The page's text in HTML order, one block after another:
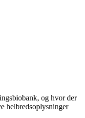
og hvor der
helbredsoplysninger